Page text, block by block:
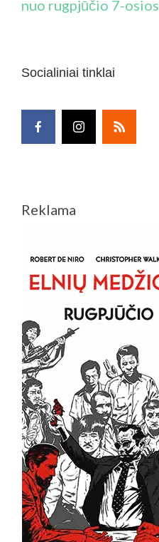
nuo rugpjūčio 7-osios
Socialiniai tinklai
Reklama